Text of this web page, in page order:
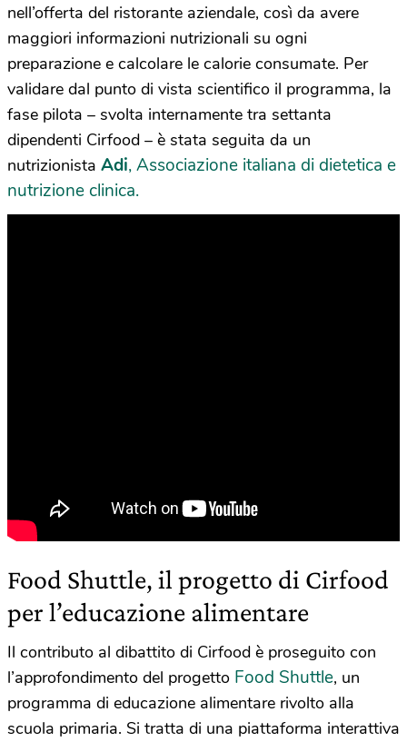
nell’offerta del ristorante aziendale, così da avere
maggiori informazioni nutrizionali su ogni
preparazione e calcolare le calorie consumate. Per
validare dal punto di vista scientifico il programma, la
fase pilota – svolta internamente tra settanta
dipendenti Cirfood – è stata seguita da un
nutrizionista Adi, Associazione italiana di dietetica e
nutrizione clinica.
Food Shuttle, il progetto di Cirfood
per l’educazione alimentare
Il contributo al dibattito di Cirfood è proseguito con
l’approfondimento del progetto Food Shuttle, un
programma di educazione alimentare rivolto alla
scuola primaria. Si tratta di una piattaforma interattiva